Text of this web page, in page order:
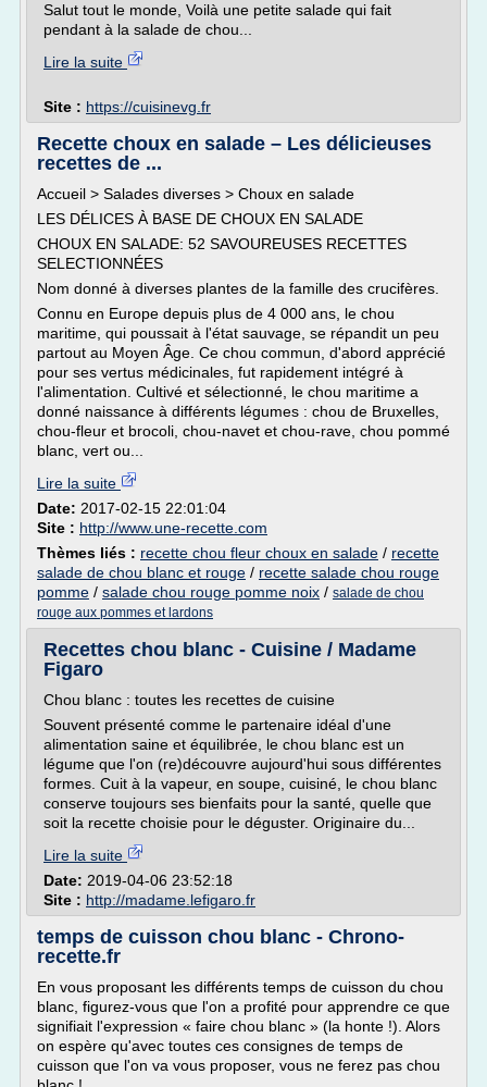
Salut tout le monde, Voilà une petite salade qui fait
pendant à la salade de chou...
Lire la suite
Site : https://cuisinevg.fr
Recette choux en salade – Les délicieuses
recettes de ...
Accueil > Salades diverses > Choux en salade
LES DÉLICES À BASE DE CHOUX EN SALADE
CHOUX EN SALADE: 52 SAVOUREUSES RECETTES
SELECTIONNÉES
Nom donné à diverses plantes de la famille des crucifères.
Connu en Europe depuis plus de 4 000 ans, le chou
maritime, qui poussait à l'état sauvage, se répandit un peu
partout au Moyen Âge. Ce chou commun, d'abord apprécié
pour ses vertus médicinales, fut rapidement intégré à
l'alimentation. Cultivé et sélectionné, le chou maritime a
donné naissance à différents légumes : chou de Bruxelles,
chou-fleur et brocoli, chou-navet et chou-rave, chou pommé
blanc, vert ou...
Lire la suite
Date: 2017-02-15 22:01:04
Site : http://www.une-recette.com
Thèmes liés : recette chou fleur choux en salade / recette
salade de chou blanc et rouge / recette salade chou rouge
pomme / salade chou rouge pomme noix / salade de chou
rouge aux pommes et lardons
Recettes chou blanc - Cuisine / Madame
Figaro
Chou blanc : toutes les recettes de cuisine
Souvent présenté comme le partenaire idéal d'une
alimentation saine et équilibrée, le chou blanc est un
légume que l'on (re)découvre aujourd'hui sous différentes
formes. Cuit à la vapeur, en soupe, cuisiné, le chou blanc
conserve toujours ses bienfaits pour la santé, quelle que
soit la recette choisie pour le déguster. Originaire du...
Lire la suite
Date: 2019-04-06 23:52:18
Site : http://madame.lefigaro.fr
temps de cuisson chou blanc - Chrono-
recette.fr
En vous proposant les différents temps de cuisson du chou
blanc, figurez-vous que l'on a profité pour apprendre ce que
signifiait l'expression « faire chou blanc » (la honte !). Alors
on espère qu'avec toutes ces consignes de temps de
cuisson que l'on va vous proposer, vous ne ferez pas chou